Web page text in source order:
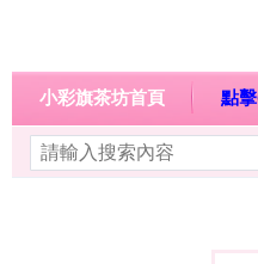
小彩旗茶坊首頁 點